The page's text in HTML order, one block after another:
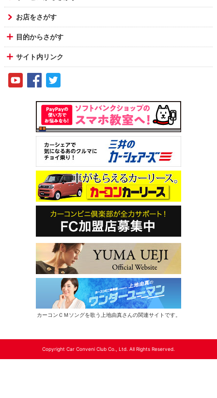
お店をさがす
目的からさがす
サイト内リンク
カーコンＣＭソングを歌う上地由真さんの関連サイトです。
Copyright Car Conveni Club Co., Ltd. All Rights Reserved.